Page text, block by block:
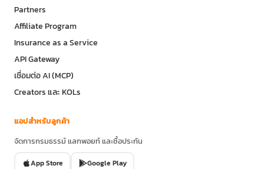
Partners
Affiliate Program
Insurance as a Service
API Gateway
เชื่อมต่อ AI (MCP)
Creators และ KOLs
แอปสำหรับลูกค้า
จัดการกรมธรรม์ แลกพอยท์ และซื้อประกัน
App Store Google Play